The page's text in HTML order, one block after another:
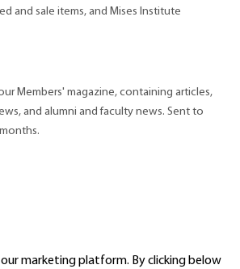
and sale items, and Mises Institute
Members' magazine, containing articles,
and alumni and faculty news. Sent to
our marketing platform. By clicking below